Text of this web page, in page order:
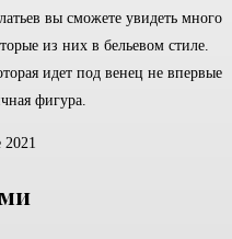
вы сможете увидеть много
из них в бельевом стиле.
идет под венец не впервые
фигура.